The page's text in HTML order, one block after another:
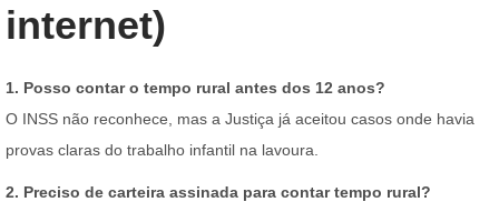
internet)
1. Posso contar o tempo rural antes dos 12 anos?
O INSS não reconhece, mas a Justiça já aceitou casos onde havia
provas claras do trabalho infantil na lavoura.
2. Preciso de carteira assinada para contar tempo rural?